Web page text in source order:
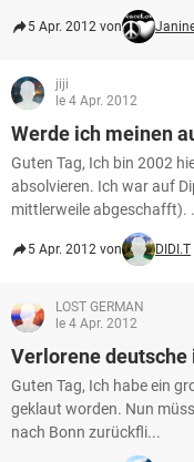
5 Apr. 2012 von
jiji
le 4 Apr. 2012
Werde ich meinen
Guten Tag, Ich bin 2002
absolvieren. Ich war auf
mittlerweile abgeschafft).
5 Apr. 2012 von DIDI.T
LOST GERMAN
le 4 Apr. 2012
Verlorene deutsche
Guten Tag, Ich habe ein
geklaut worden. Nun
nach Bonn zurückfli...